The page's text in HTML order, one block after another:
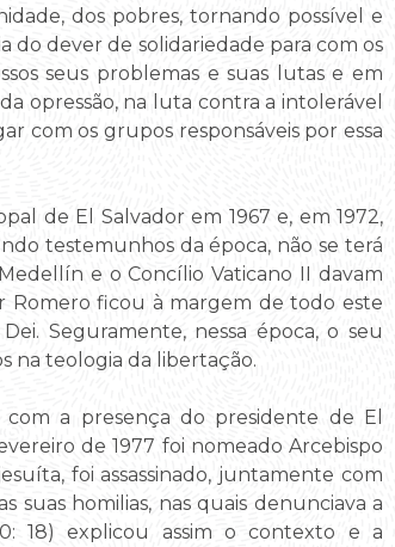
dos pobres, tornando possível e
do dever de solidariedade para com os
seus problemas e suas lutas e em
opressão, na luta contra a intolerável
com os grupos responsáveis por essa
de El Salvador em 1967 e, em 1972,
testemunhos da época, não se terá
e o Concílio Vaticano II davam
Romero ficou à margem de todo este
Seguramente, nessa época, o seu
na teologia da libertação.
a presença do presidente de El
de 1977 foi nomeado Arcebispo
foi assassinado, juntamente com
suas homilias, nas quais denunciava a
18) explicou assim o contexto e a